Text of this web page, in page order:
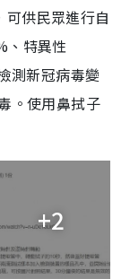
供民眾進行自
、特異性
測新冠病毒變
。使用鼻拭子
+2